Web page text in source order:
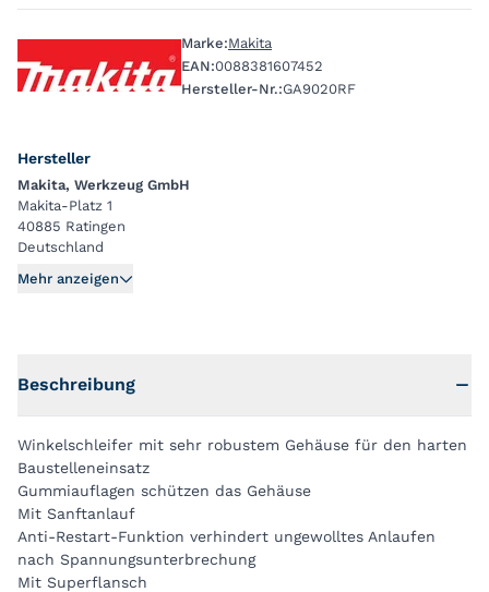
Marke:Makita
EAN:0088381607452
Hersteller-Nr.:GA9020RF
Hersteller
Makita, Werkzeug GmbH
Makita-Platz 1
40885 Ratingen
Deutschland
Mehr anzeigen
Beschreibung
Winkelschleifer mit sehr robustem Gehäuse für den harten
Baustelleneinsatz
Gummiauflagen schützen das Gehäuse
Mit Sanftanlauf
Anti-Restart-Funktion verhindert ungewolltes Anlaufen
nach Spannungsunterbrechung
Mit Superflansch